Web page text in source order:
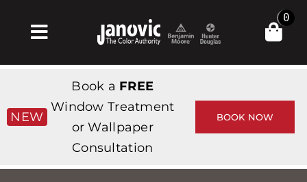
Toggle
Navigation
Products & Services
Магазин
0
NEW
Book a FREE
Window Treatment
or Wallpaper
Consultation
BOOK NOW